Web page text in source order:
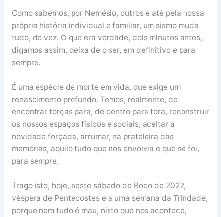
Como sabemos, por Nemésio, outros e até pela nossa
própria história individual e familiar, um sismo muda
tudo, de vez. O que era verdade, dois minutos antes,
digamos assim, deixa de o ser, em definitivo e para
sempre.
É uma espécie de morte em vida, que exige um
renascimento profundo. Temos, realmente, de
encontrar forças para, de dentro para fora, reconstruir
os nossos espaços físicos e sociais, aceitar a
novidade forçada, arrumar, na prateleira das
memórias, aquilo tudo que nos envolvia e que se foi,
para sempre.
Trago isto, hoje, neste sábado de Bodo de 2022,
véspera de Pentecostes e a uma semana da Trindade,
porque nem tudo é mau, nisto que nos acontece,